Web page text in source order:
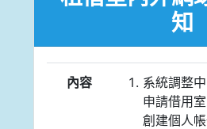
知
內容
系統調整
申請借用
創建個人